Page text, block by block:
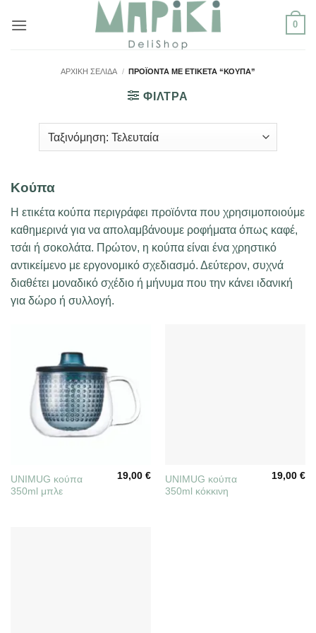
στο
0
ΑΡΧΙΚΉ ΣΕΛΊΔΑ / ΠΡΟΪΌΝΤΑ ΜΕ ΕΤΙΚΈΤΑ “ΚΟΎΠΑ”
ΦΙΛΤΡΑ
Κούπα
Η ετικέτα κούπα περιγράφει προϊόντα που χρησιμοποιούμε
καθημερινά για να απολαμβάνουμε ροφήματα όπως καφέ,
τσάι ή σοκολάτα. Πρώτον, η κούπα είναι ένα χρηστικό
αντικείμενο με εργονομικό σχεδιασμό. Δεύτερον, συχνά
διαθέτει μοναδικό σχέδιο ή μήνυμα που την κάνει ιδανική
για δώρο ή συλλογή.
UNIMUG κούπα
350ml μπλε
19,00€
UNIMUG κούπα
350ml κόκκινη
19,00€